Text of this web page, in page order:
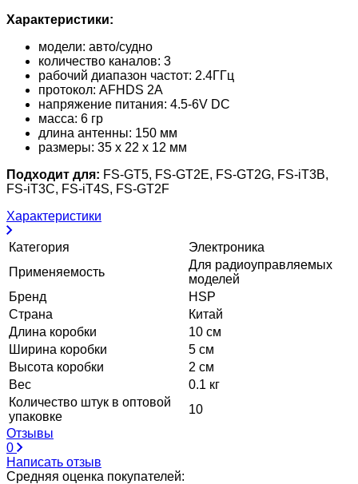
Характеристики:
модели: авто/судно
количество каналов: 3
рабочий диапазон частот: 2.4ГГц
протокол: AFHDS 2A
напряжение питания: 4.5-6V DC
масса: 6 гр
длина антенны: 150 мм
размеры: 35 х 22 х 12 мм
Подходит для: FS-GT5, FS-GT2E, FS-GT2G, FS-iT3B,
FS-iT3C, FS-iT4S, FS-GT2F
Характеристики
Категория
Электроника
Применяемость
Для радиоуправляемых
моделей
Бренд
HSP
Страна
Китай
Длина коробки
10 см
Ширина коробки
5 см
Высота коробки
2 см
Вес
0.1 кг
Количество штук в оптовой
упаковке
10
Отзывы
0
Написать отзыв
Средняя оценка покупателей: